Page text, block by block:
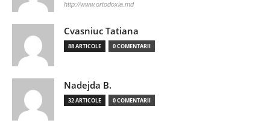
http://www.ortodoxia.md
Cvasniuc Tatiana
88 ARTICOLE 0 COMENTARII
Nadejda B.
32 ARTICOLE 0 COMENTARII